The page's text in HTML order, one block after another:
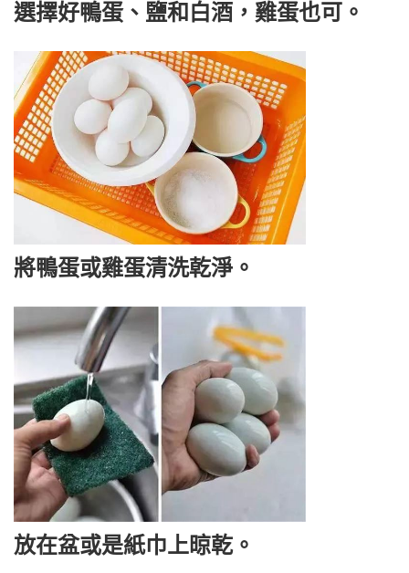
選擇好鴨蛋、鹽和白酒，雞蛋也可。
將鴨蛋或雞蛋清洗乾淨。
放在盆或是紙巾上晾乾。